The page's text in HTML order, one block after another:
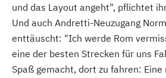
und das Layout angeht", pflichtet
Und auch Andretti-Neuzugang
enttäuscht: "Ich werde Rom
eine der besten Strecken für uns
Spaß gemacht, dort zu fahren: